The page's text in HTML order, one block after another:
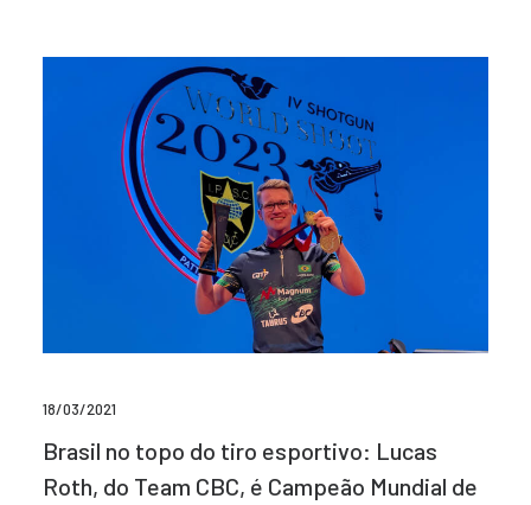
18/03/2021
Brasil no topo do tiro esportivo: Lucas
Roth, do Team CBC, é Campeão Mundial de